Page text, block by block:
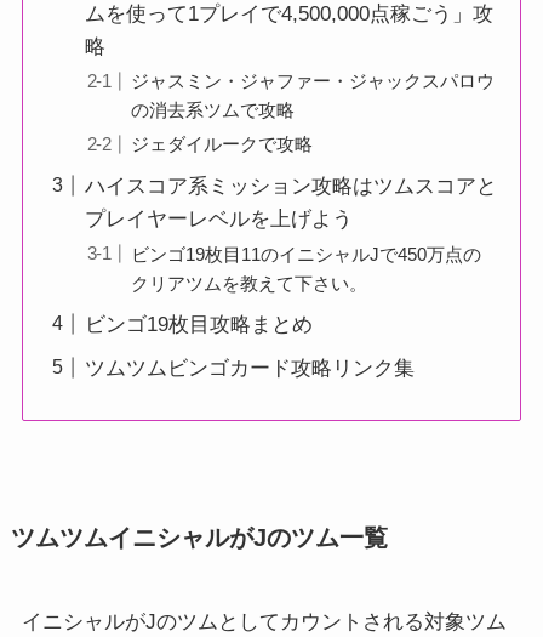
ムを使って1プレイで4,500,000点稼ごう」攻
略
ジャスミン・ジャファー・ジャックスパロウ
の消去系ツムで攻略
ジェダイルークで攻略
ハイスコア系ミッション攻略はツムスコアと
プレイヤーレベルを上げよう
ビンゴ19枚目11のイニシャルJで450万点の
クリアツムを教えて下さい。
ビンゴ19枚目攻略まとめ
ツムツムビンゴカード攻略リンク集
ツムツムイニシャルがJのツム一覧
イニシャルがJのツムとしてカウントされる対象ツム